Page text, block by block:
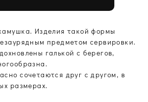
Изделия такой формы
предметом сервировки.
галькой с берегов,
сочетаются друг с другом, в
размерах.